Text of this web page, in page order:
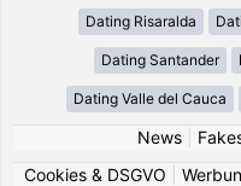
Dating Risaralda
Dating Santander
Dating Valle del Cauca
News|
Cookies & DSGVO